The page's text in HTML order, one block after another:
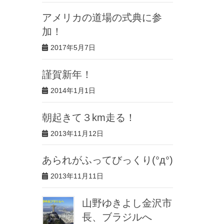
アメリカの道場の式典に参
加！
2017年5月7日
謹賀新年！
2014年1月1日
朝起きて３km走る！
2013年11月12日
あられがふってびっくり(°д°)
2013年11月11日
山野ゆきよし金沢市
長、ブラジルへ